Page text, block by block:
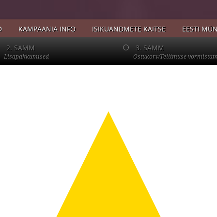
KAMPAANIA INFO ISIKUANDMETE KAITSE EESTI
2. SAMM
Lisapakkumised
3. SAMM
Ostukorv/Tellimuse